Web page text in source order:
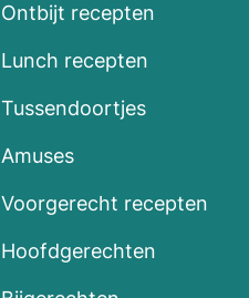
Ontbijt recepten
Lunch recepten
Tussendoortjes
Amuses
Voorgerecht recepten
Hoofdgerechten